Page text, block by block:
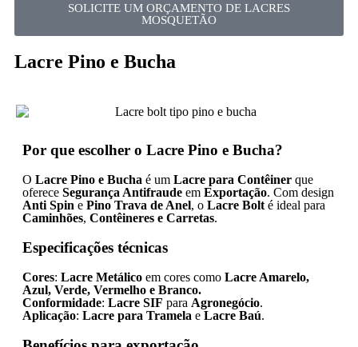
SOLICITE UM ORÇAMENTO DE LACRES
MOSQUETÃO
Lacre Pino e Bucha
Por que escolher o Lacre Pino e Bucha?
O Lacre Pino e Bucha é um Lacre para Contêiner que
oferece Segurança Antifraude em Exportação. Com design
Anti Spin e Pino Trava de Anel, o Lacre Bolt é ideal para
Caminhões, Contêineres e Carretas.
Especificações técnicas
Cores: Lacre Metálico em cores como Lacre Amarelo,
Azul, Verde, Vermelho e Branco.
Conformidade: Lacre SIF para Agronegócio.
Aplicação: Lacre para Tramela e Lacre Baú.